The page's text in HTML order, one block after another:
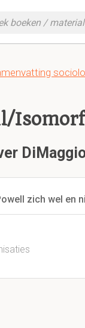
zich wel en